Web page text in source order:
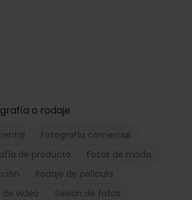
o rodaje
Fotografía comercial
de producto
Fotos de moda
Rodaje de película
de video
Sesión de fotos